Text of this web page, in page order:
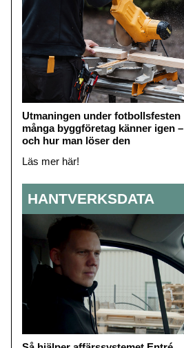
Utmaningen under fotbollsfesten
många byggföretag känner igen –
och hur man löser den
Läs mer här!
HANTVERKSDATA